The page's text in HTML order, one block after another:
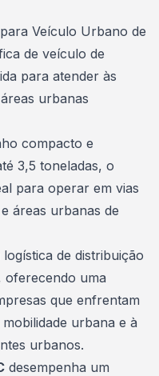
Veículo Urbano de
de veículo de
para atender às
urbanas
compacto e
3,5 toneladas, o
para operar em vias
áreas urbanas de
de distribuição
oferecendo uma
que enfrentam
urbana e à
urbanos.
desempenha um